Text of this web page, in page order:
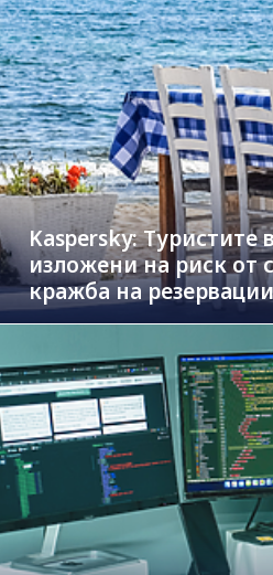
Kaspersky: Туристите
изложени на риск от
кражба на резервации